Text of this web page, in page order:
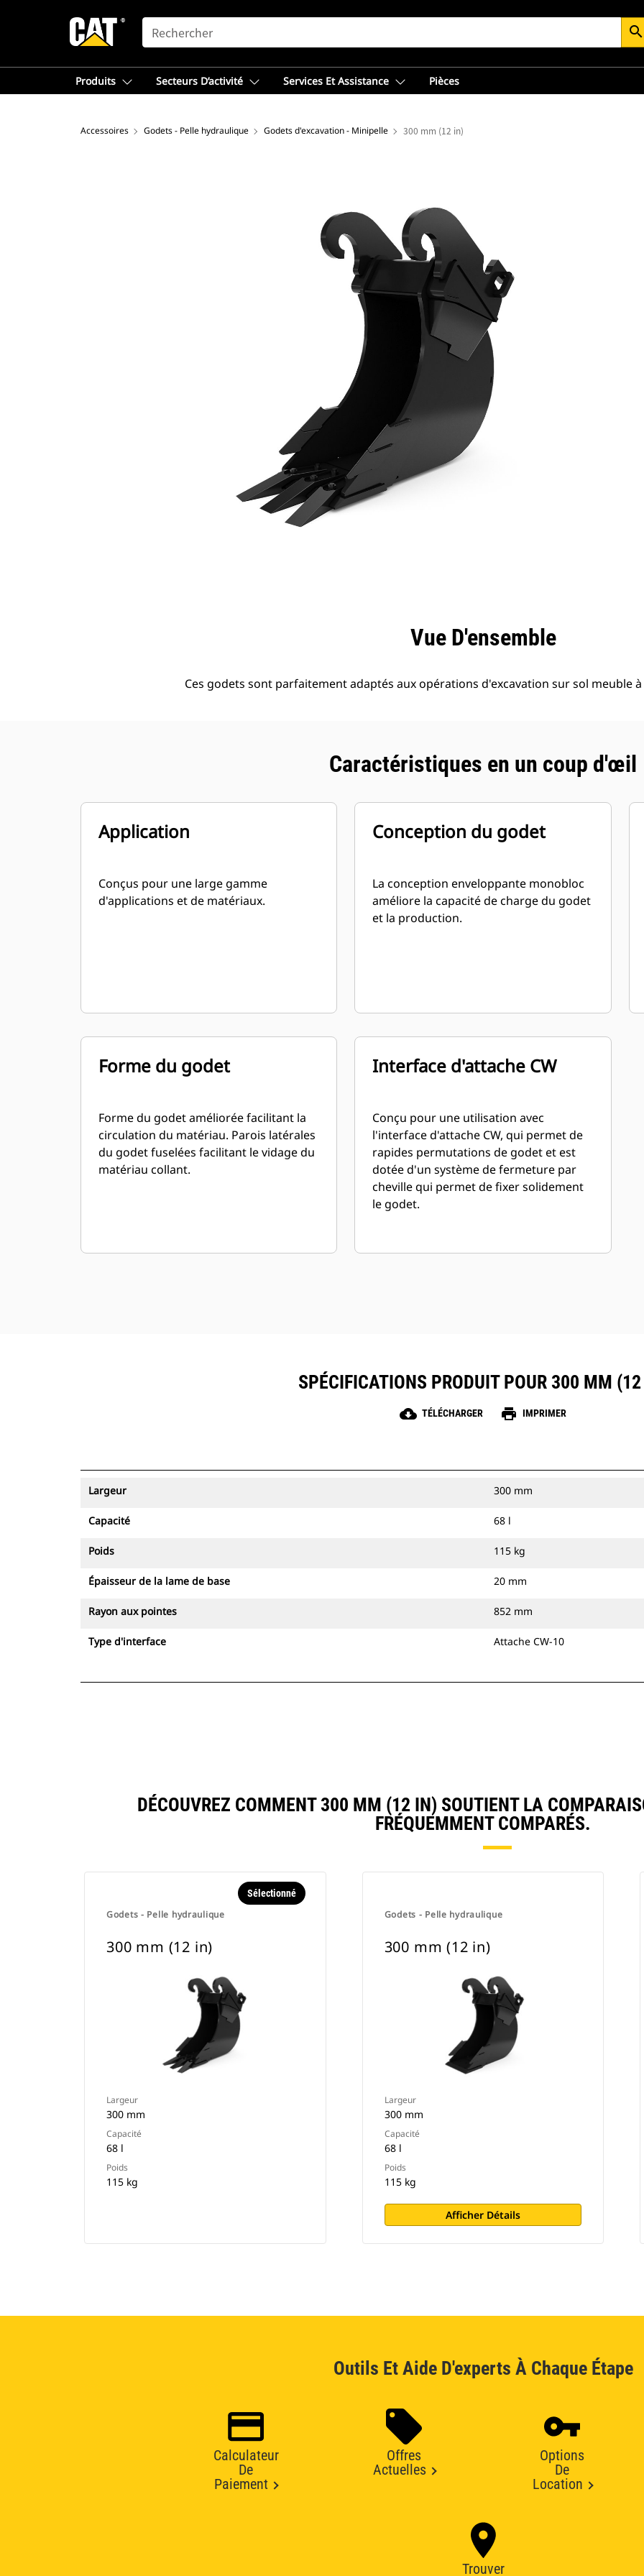
SEARCH search
Produits Secteurs D’activité Services Et Assistance Pièces
Accessoires Godets - Pelle hydraulique Godets d'excavation - Minipelle 300 mm (12 in)
Vue D'ensemble
Ces godets sont parfaitement adaptés aux opérations d'excavation sur sol meuble
Caractéristiques en un coup d'œil
Application
Conçus pour une large gamme
d'applications et de matériaux.
Conception du godet
La conception enveloppante monobloc
améliore la capacité de charge du godet
et la production.
Forme du godet
Forme du godet améliorée facilitant la
circulation du matériau. Parois latérales
du godet fuselées facilitant le vidage du
matériau collant.
Interface d'attache CW
Conçu pour une utilisation avec
l'interface d'attache CW, qui permet de
rapides permutations de godet et est
dotée d'un système de fermeture par
cheville qui permet de fixer solidement
le godet.
SPÉCIFICATIONS PRODUIT POUR 300 MM
cloud_download TÉLÉCHARGER print IMPRIMER
Largeur 300 mm
Capacité 68 l
Poids 115 kg
Épaisseur de la lame de base 20 mm
Rayon aux pointes 852 mm
Type d'interface Attache CW-10
DÉCOUVREZ COMMENT 300 MM (12 IN) SOUTIENT LA
FRÉQUEMMENT COMPARÉS.
Godets - Pelle hydraulique
Sélectionné
300 mm (12 in)
Largeur
300 mm
Capacité
68 l
Poids
115 kg
Godets - Pelle hydraulique
300 mm (12 in)
Largeur
300 mm
Capacité
68 l
Poids
115 kg
Afficher Détails
Outils Et Aide D'experts À Chaque Étape
Calculateur
De
Paiement
Offres
Actuelles
Options
De
Location
Trouver